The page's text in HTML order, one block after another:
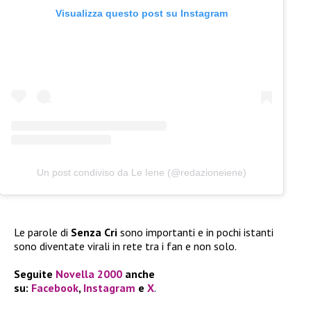
Visualizza questo post su Instagram
Un post condiviso da Le Iene (@redazioneiene)
Le parole di Senza Cri sono importanti e in pochi istanti
sono diventate virali in rete tra i fan e non solo.
Seguite Novella 2000 anche
su: Facebook, Instagram e X.